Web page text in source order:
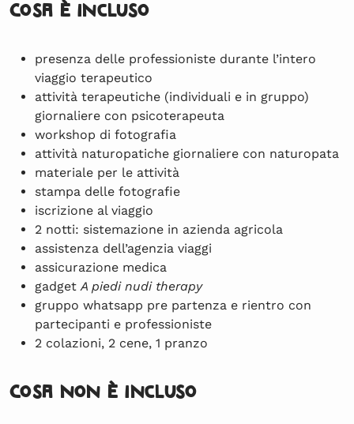
Cosa è incluso
presenza delle professioniste durante l’intero
viaggio terapeutico
attività terapeutiche (individuali e in gruppo)
giornaliere con psicoterapeuta
workshop di fotografia
attività naturopatiche giornaliere con naturopata
materiale per le attività
stampa delle fotografie
iscrizione al viaggio
2 notti: sistemazione in azienda agricola
assistenza dell’agenzia viaggi
assicurazione medica
gadget A piedi nudi therapy
gruppo whatsapp pre partenza e rientro con
partecipanti e professioniste
2 colazioni, 2 cene, 1 pranzo
Cosa non è incluso